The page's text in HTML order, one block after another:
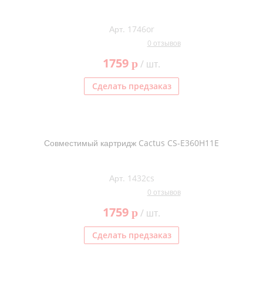
Арт. 1746or
0 отзывов
1759 p/ шт.
Сделать предзаказ
Совместимый картридж Cactus CS-E360H11E
Арт. 1432cs
0 отзывов
1759 p/ шт.
Сделать предзаказ